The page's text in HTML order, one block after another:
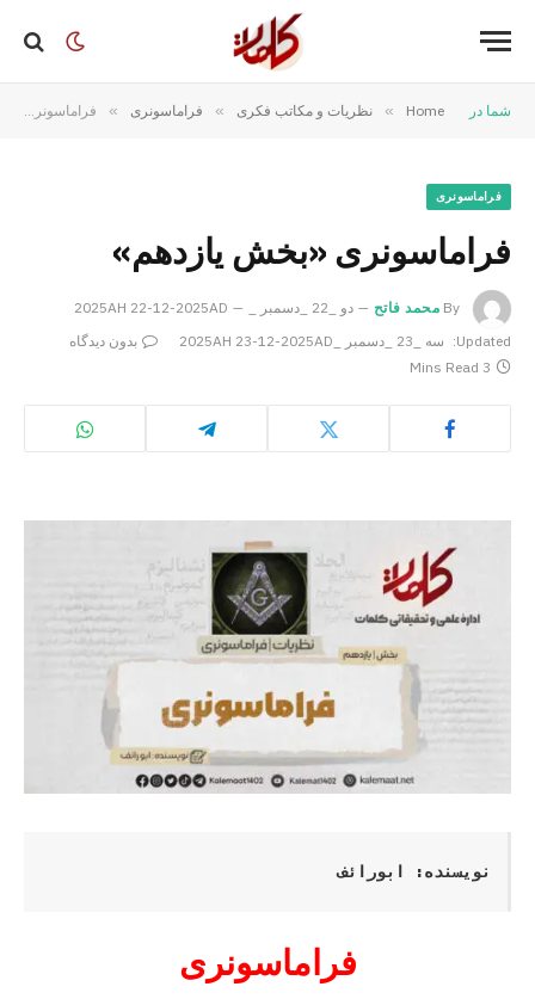
شما در Home
» نظریات و مکاتب فکری » فراماسونری » فراماسونری «بخش یازدهم»
فراماسونری
فراماسونری «بخش یازدهم»
By محمد فاتح
دو _22 _دسمبر _2025AH 22-12-2025AD
Updated:
سه _23 _دسمبر _2025AH 23-12-2025AD
بدون دیدگاه
3 Mins Read
نویسنده: ابورائف
فراماسونری